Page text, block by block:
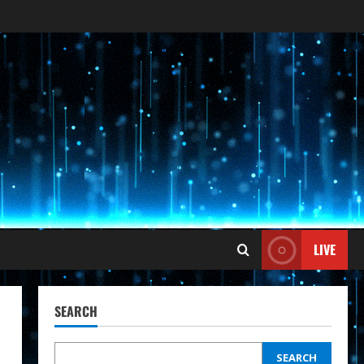
LIVE
SEARCH
SEARCH